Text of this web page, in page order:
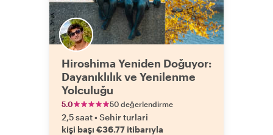
Hiroshima Yeniden Doğuyor:
Dayanıklılık ve Yenilenme
Yolculuğu
5.0 50 değerlendirme
2,5 saat•Sehir turlari
kişi başı €36.77 itibarıyla